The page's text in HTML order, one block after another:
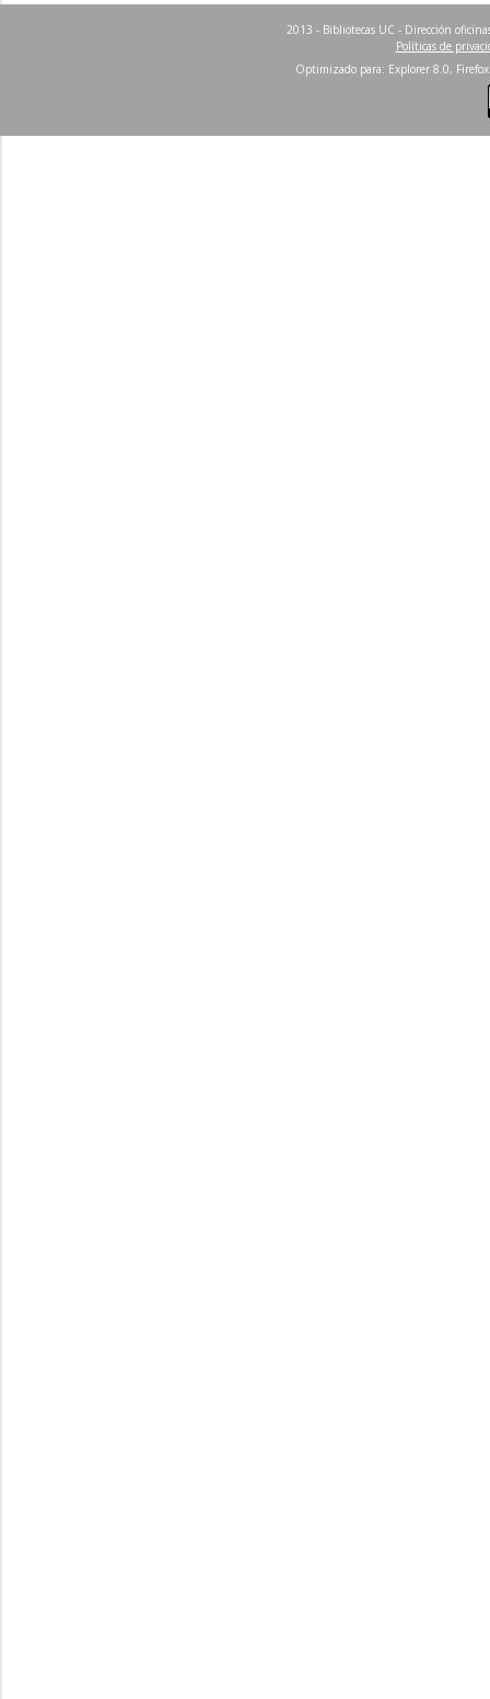
2013 - Bibliotecas UC - Dirección
Políticas de
Optimizado para: Explorer 8.0,